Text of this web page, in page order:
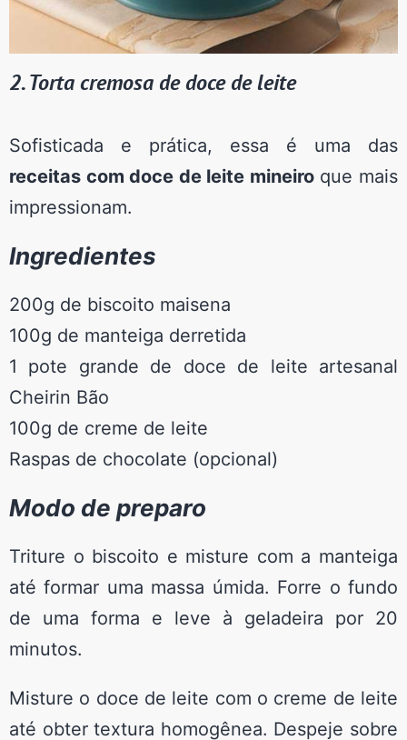
2. Torta cremosa de doce de leite
Sofisticada e prática, essa é uma das
receitas com doce de leite mineiroque mais
impressionam.
Ingredientes
200g de biscoito maisena
100g de manteiga derretida
1 pote grande de doce de leite artesanal
Cheirin Bão
100g de creme de leite
Raspas de chocolate (opcional)
Modo de preparo
Triture o biscoito e misture com a manteiga
até formar uma massa úmida. Forre o fundo
de uma forma e leve à geladeira por 20
minutos.
Misture o doce de leite com o creme de leite
até obter textura homogênea. Despeje sobre